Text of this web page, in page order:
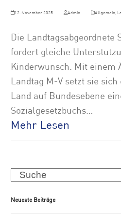
12. November 2025 Admin Allgemein
Die Landtagsabgeordnete
fordert gleiche
Kinderwunsch. Mit einem
Landtag M-V setzt sie
Land auf Bundesebene
Sozialgesetzbuchs…
Mehr Lesen
Search
Neueste Beiträge